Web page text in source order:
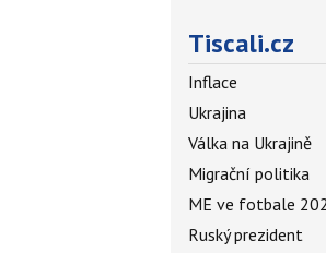
Tiscali.cz
Inflace
Ukrajina
Válka na Ukrajině
Migrační politika
ME ve fotbale
Ruský prezident